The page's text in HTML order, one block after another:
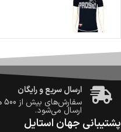
ضمانت اصالت کالا
گارانتی معتبر برای
ارسال سریع و رایگان
سفارش‌های بیش از 500 هزار
ارسال می‌شود.
ضمانت بازگشت کالا
پشتیبانی جهان استایل